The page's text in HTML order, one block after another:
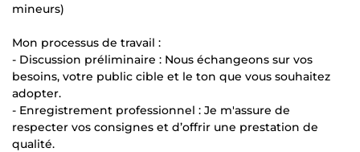
mineurs)
Mon processus de travail :
- Discussion préliminaire : Nous échangeons sur vos
besoins, votre public cible et le ton que vous souhaitez
adopter.
- Enregistrement professionnel : Je m'assure de
respecter vos consignes et d’offrir une prestation de
qualité.